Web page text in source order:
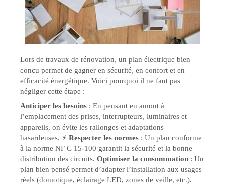
Lors de travaux de rénovation, un plan électrique bien
conçu permet de gagner en sécurité, en confort et en
efficacité énergétique. Voici pourquoi il ne faut pas
négliger cette étape :
Anticiper les besoins : En pensant en amont à
l’emplacement des prises, interrupteurs, luminaires et
appareils, on évite les rallonges et adaptations
hasardeuses. ⚡ Respecter les normes : Un plan conforme
à la norme NF C 15-100 garantit la sécurité et la bonne
distribution des circuits. Optimiser la consommation : Un
plan bien pensé permet d’adapter l’installation aux usages
réels (domotique, éclairage LED, zones de veille, etc.).